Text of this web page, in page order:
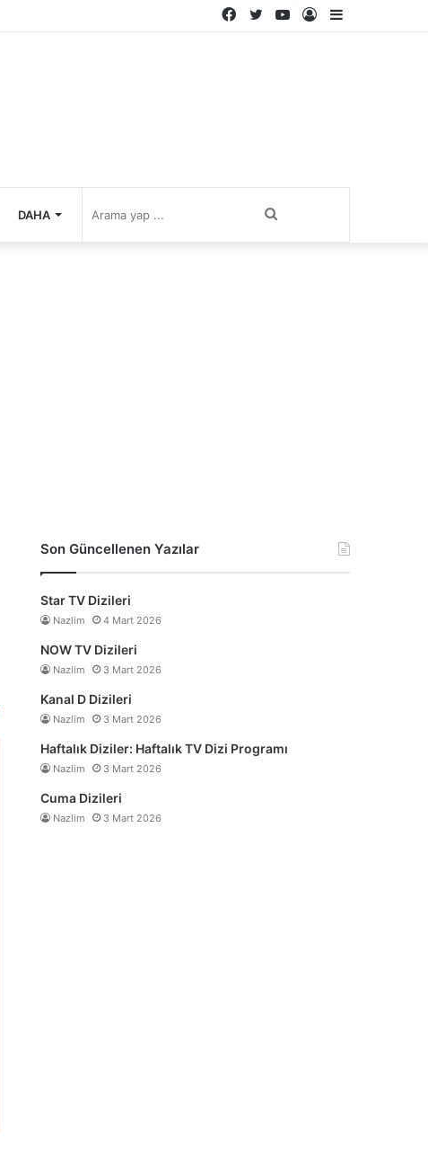
Kenar
Kayıt
YouTube
Twitter
Facebook
DAHA
Son Güncellenen Yazılar
Star TV Dizileri
Nazlim 4 Mart 2026
NOW TV Dizileri
Nazlim 3 Mart 2026
Kanal D Dizileri
Nazlim 3 Mart 2026
Haftalık Diziler: Haftalık TV Dizi Programı
Nazlim 3 Mart 2026
Cuma Dizileri
Nazlim 3 Mart 2026